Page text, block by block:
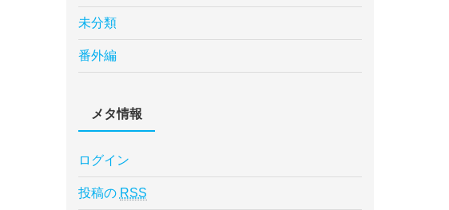
未分類
番外編
メタ情報
ログイン
投稿の RSS